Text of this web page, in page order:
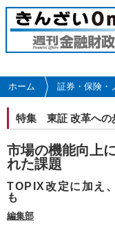
ホーム 証券・保険・
特集 東証 改革への
市場の機能向上
れた課題
TOPIX改定に加え
も
編集部